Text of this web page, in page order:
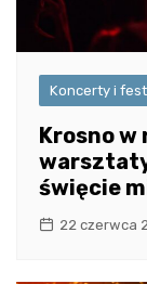
Koncerty i
Krosno
święcie
22 czerwca